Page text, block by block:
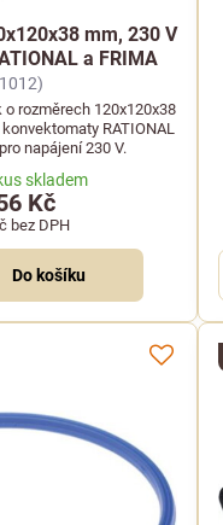
mm, 230 V
a FRIMA
rozměrech 120x120x38
RATIONAL
napájení 230 V.
skladem
Kč
bez DPH
Do košíku